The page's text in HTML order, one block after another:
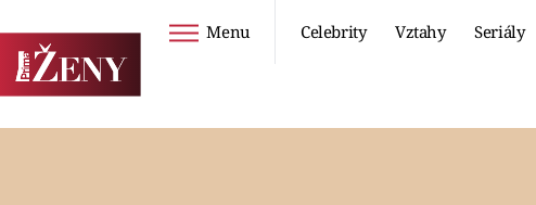
Menu Celebrity Vztahy Seriály